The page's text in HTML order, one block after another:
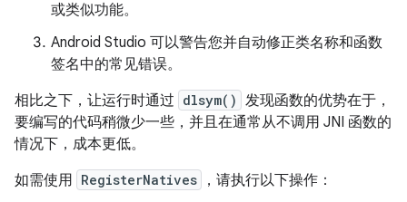
或类似功能。
Android Studio 可以警告您并自动修正类名称和函数
签名中的常见错误。
相比之下，让运行时通过 dlsym() 发现函数的优势在于，
要编写的代码稍微少一些，并且在通常从不调用 JNI 函数的
情况下，成本更低。
如需使用 RegisterNatives
，请执行以下操作：